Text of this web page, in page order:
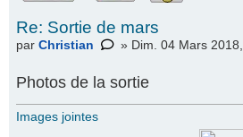
Re: Sortie de mars
par Christian » Dim. 04 Mars
Photos de la sortie
Images jointes